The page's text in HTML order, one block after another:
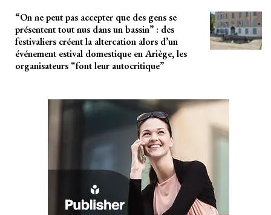
“On ne peut pas accepter que des gens se
présentent tout nus dans un bassin” : des
festivaliers créent la altercation alors d’un
événement estival domestique en Ariège, les
organisateurs “font leur autocritique”